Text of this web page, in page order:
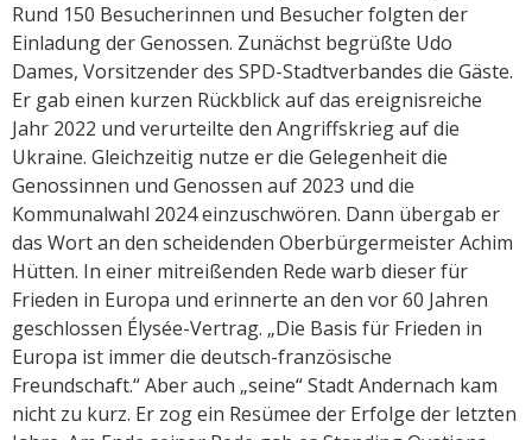
Rund 150 Besucherinnen und Besucher folgten der
Einladung der Genossen. Zunächst begrüßte Udo
Dames, Vorsitzender des SPD-Stadtverbandes die Gäste.
Er gab einen kurzen Rückblick auf das ereignisreiche
Jahr 2022 und verurteilte den Angriffskrieg auf die
Ukraine. Gleichzeitig nutze er die Gelegenheit die
Genossinnen und Genossen auf 2023 und die
Kommunalwahl 2024 einzuschwören. Dann übergab er
das Wort an den scheidenden Oberbürgermeister Achim
Hütten. In einer mitreißenden Rede warb dieser für
Frieden in Europa und erinnerte an den vor 60 Jahren
geschlossen Élysée-Vertrag. „Die Basis für Frieden in
Europa ist immer die deutsch-französische
Freundschaft.“ Aber auch „seine“ Stadt Andernach kam
nicht zu kurz. Er zog ein Resümee der Erfolge der letzten